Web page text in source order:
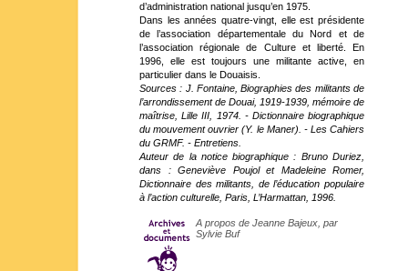
d’administration national jusqu’en 1975.
Dans les années quatre-vingt, elle est présidente
de l’association départementale du Nord et de
l’association régionale de Culture et liberté. En
1996, elle est toujours une militante active, en
particulier dans le Douaisis.
Sources : J. Fontaine, Biographies des militants de
l’arrondissement de Douai, 1919-1939, mémoire de
maîtrise, Lille III, 1974. - Dictionnaire biographique
du mouvement ouvrier (Y. le Maner). - Les Cahiers
du GRMF. - Entretiens.
Auteur de la notice biographique : Bruno Duriez,
dans : Geneviève Poujol et Madeleine Romer,
Dictionnaire des militants, de l’éducation populaire
à l’action culturelle, Paris, L’Harmattan, 1996.
A propos de Jeanne Bajeux, par
Sylvie Buf